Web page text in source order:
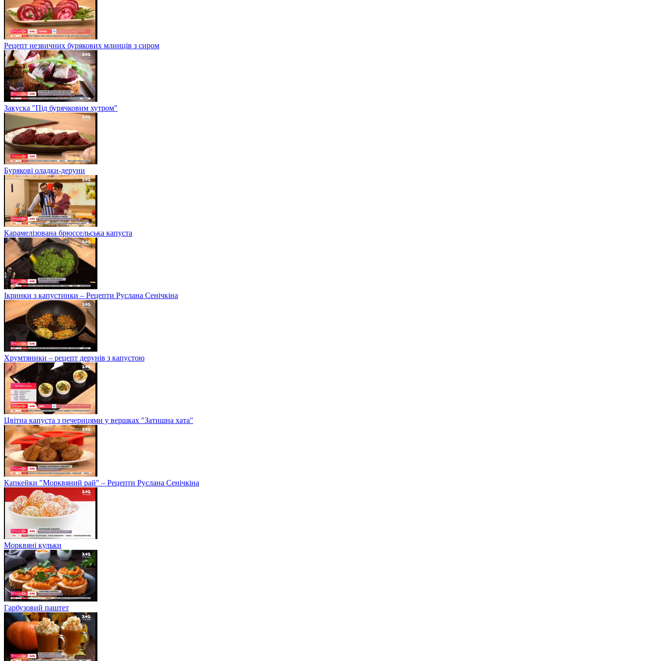
Рецепт незвичних бурякових млинців з сиром
Закуска "Під бурячковим хутром"
Бурякові оладки-деруни
Карамелізована брюссельська капуста
Ікринки з капустинки – Рецепти Руслана Сенічкіна
Хрумтяники – рецепт дерунів з капустою
Цвітна капуста з печерицями у вершках "Затишна хата"
Капкейки "Морквяний рай" – Рецепти Руслана Сенічкіна
Морквяні кульки
Гарбузовий паштет